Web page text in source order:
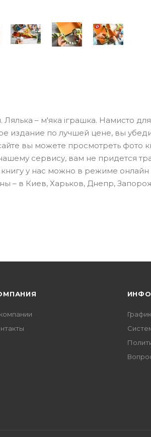
– м'яка іграшка. Намисто
издание по лучшей цене, вы
вы можете просмотреть фото
сервису, вам не придется
книгу у нас можно в режиме
– в Киев, Харьков, Днепр,